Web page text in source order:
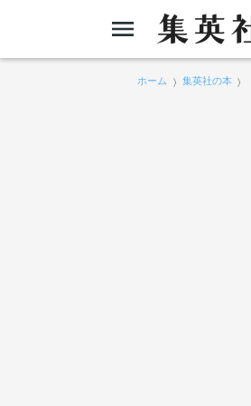
ホーム 集英社の本